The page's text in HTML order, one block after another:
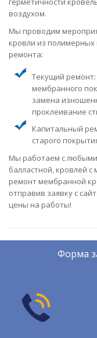
воздухом.
Мы проводим
кровли из
ремонта:
Текущий
мембранного
замена
проклеивание
Капитальный
старого
Мы работаем с
балластной, кровлей
ремонт мембранной
отправив заявку с
цены на работы!
Форма